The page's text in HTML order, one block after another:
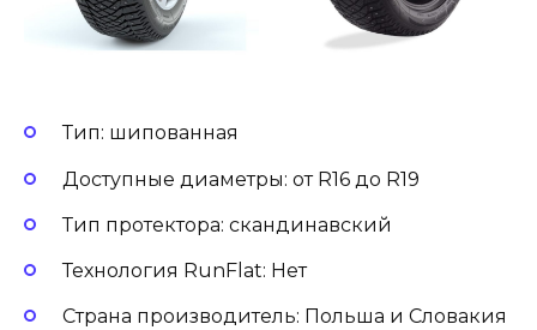
Тип: шипованная
Доступные диаметры: от R16 до R19
Тип протектора: скандинавский
Технология RunFlat: Нет
Страна производитель: Польша и Словакия